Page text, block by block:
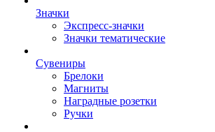
Значки
Экспресс-значки
Значки тематические
Сувениры
Брелоки
Магниты
Наградные розетки
Ручки